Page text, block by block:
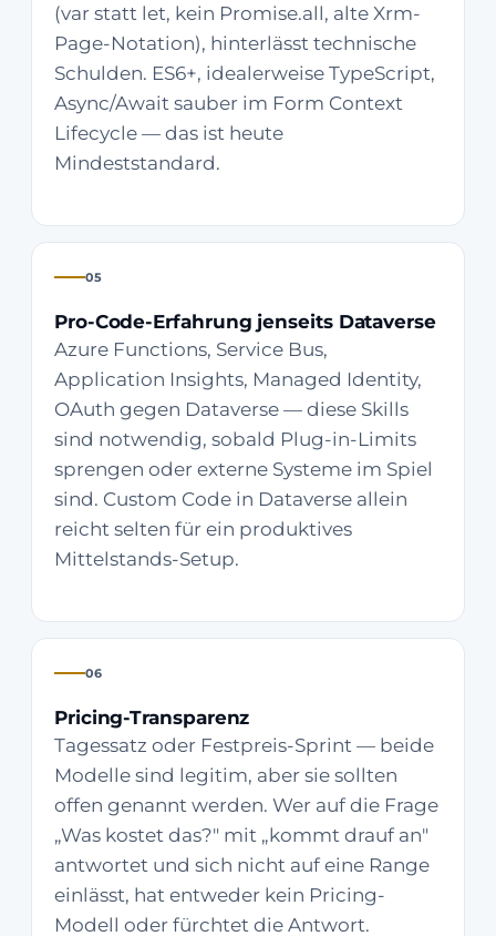
(var statt let, kein Promise.all, alte Xrm-
Page-Notation), hinterlässt technische
Schulden. ES6+, idealerweise TypeScript,
Async/Await sauber im Form Context
Lifecycle — das ist heute
Mindeststandard.
05
Pro-Code-Erfahrung jenseits Dataverse
Azure Functions, Service Bus,
Application Insights, Managed Identity,
OAuth gegen Dataverse — diese Skills
sind notwendig, sobald Plug-in-Limits
sprengen oder externe Systeme im Spiel
sind. Custom Code in Dataverse allein
reicht selten für ein produktives
Mittelstands-Setup.
06
Pricing-Transparenz
Tagessatz oder Festpreis-Sprint — beide
Modelle sind legitim, aber sie sollten
offen genannt werden. Wer auf die Frage
„Was kostet das?" mit „kommt drauf an"
antwortet und sich nicht auf eine Range
einlässt, hat entweder kein Pricing-
Modell oder fürchtet die Antwort.